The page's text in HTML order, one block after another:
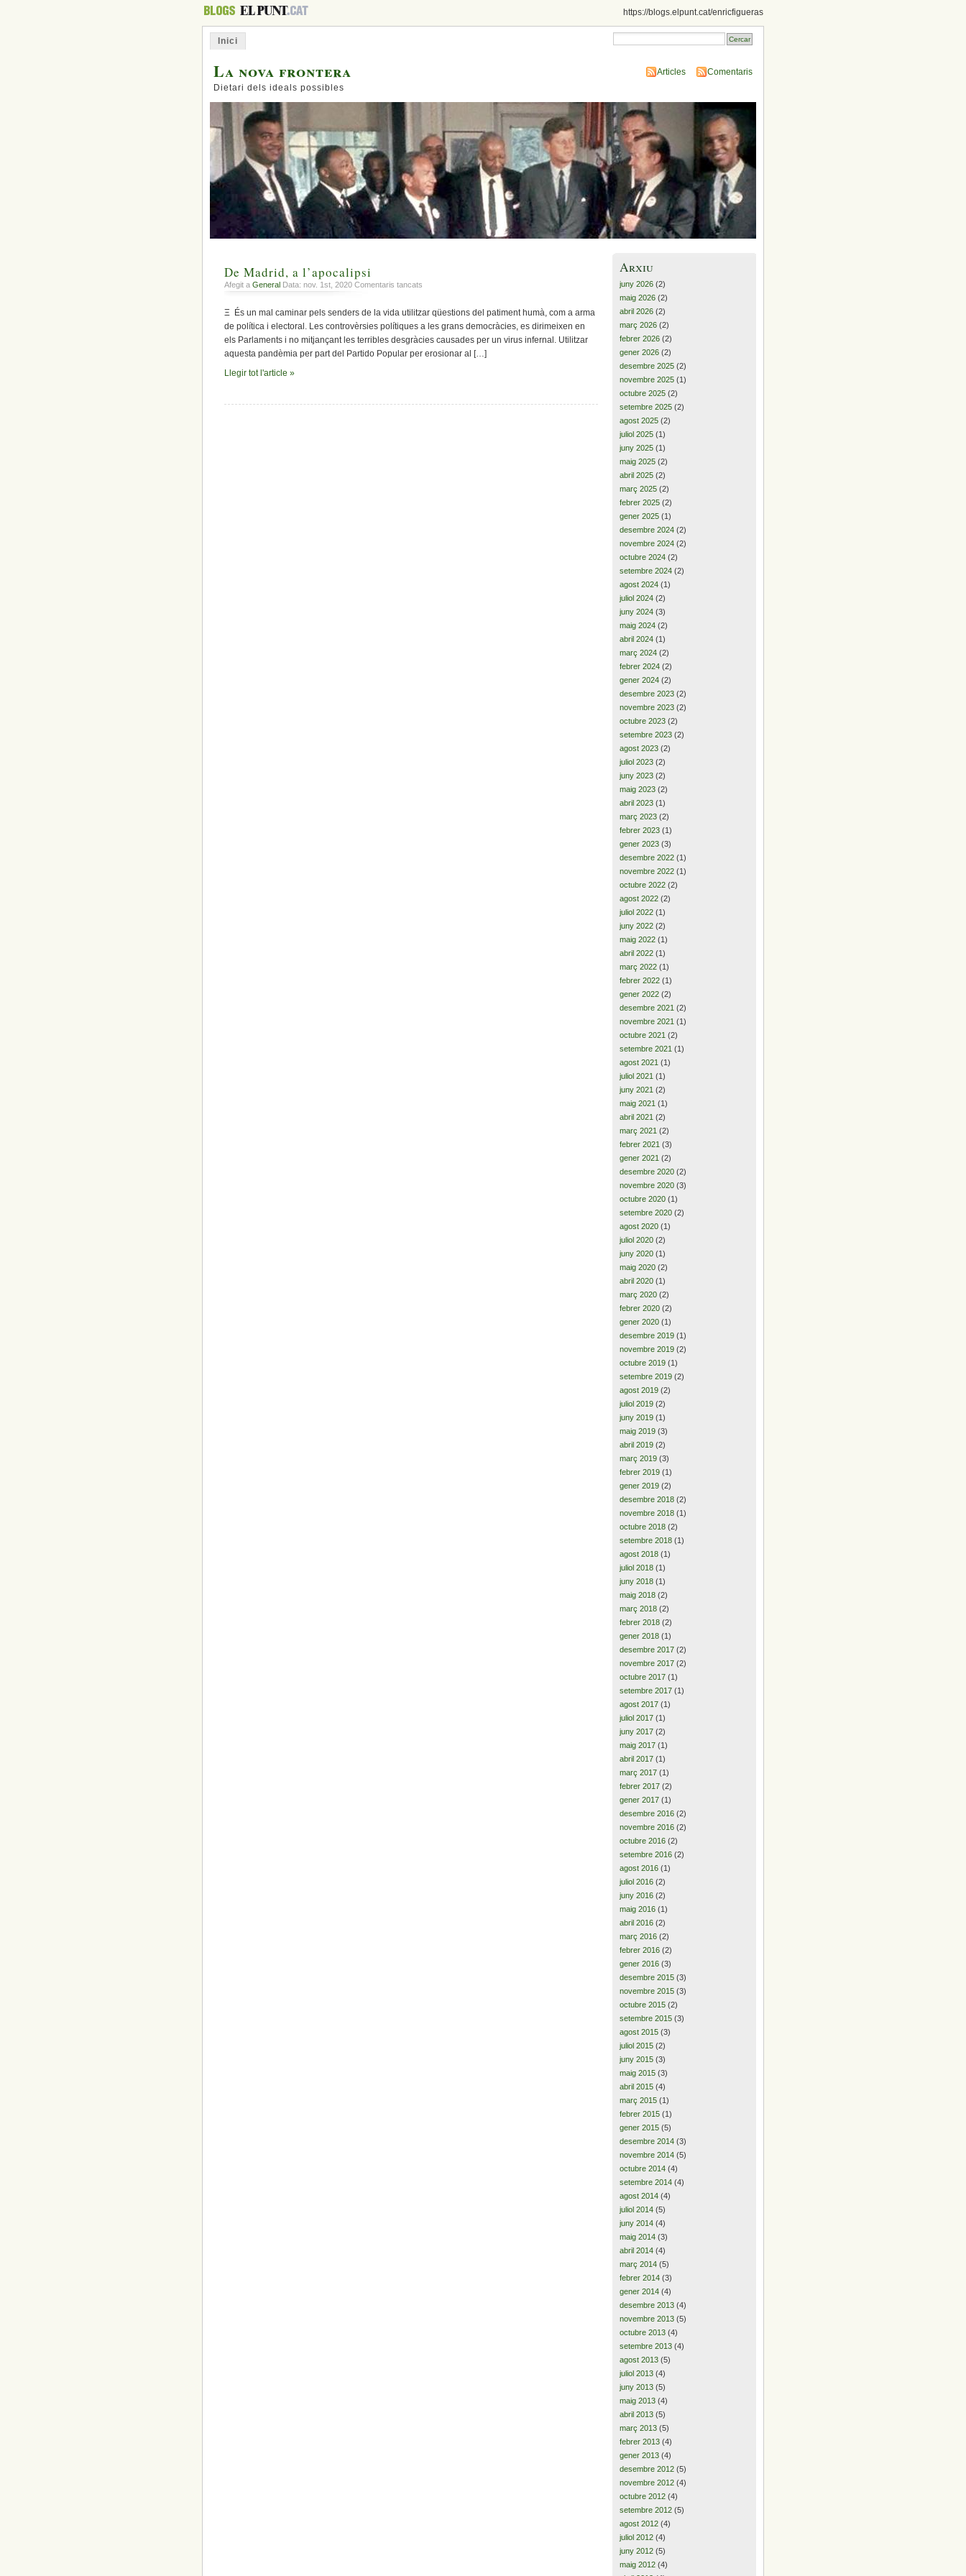
https://blogs.elpunt.cat/enricfigueras
Inici
La nova frontera
Dietari dels ideals possibles
Articles Comentaris
De Madrid, a l’apocalipsi
Afegit a General Data: nov. 1st, 2020 Comentaris tancats
Madrid,
l’apocalipsi
Ξ És un mal caminar pels senders de la vida utilitzar qüestions del patiment humà, com a arma
de política i electoral. Les controvèrsies polítiques a les grans democràcies, es dirimeixen en
els Parlaments i no mitjançant les terribles desgràcies causades per un virus infernal. Utilitzar
aquesta pandèmia per part del Partido Popular per erosionar al […]
Llegir tot l'article »
Arxiu
juny 2026 (2)
maig 2026 (2)
abril 2026 (2)
març 2026 (2)
febrer 2026 (2)
gener 2026 (2)
desembre 2025 (2)
novembre 2025 (1)
octubre 2025 (2)
setembre 2025 (2)
agost 2025 (2)
juliol 2025 (1)
juny 2025 (1)
maig 2025 (2)
abril 2025 (2)
març 2025 (2)
febrer 2025 (2)
gener 2025 (1)
desembre 2024 (2)
novembre 2024 (2)
octubre 2024 (2)
setembre 2024 (2)
agost 2024 (1)
juliol 2024 (2)
juny 2024 (3)
maig 2024 (2)
abril 2024 (1)
març 2024 (2)
febrer 2024 (2)
gener 2024 (2)
desembre 2023 (2)
novembre 2023 (2)
octubre 2023 (2)
setembre 2023 (2)
agost 2023 (2)
juliol 2023 (2)
juny 2023 (2)
maig 2023 (2)
abril 2023 (1)
març 2023 (2)
febrer 2023 (1)
gener 2023 (3)
desembre 2022 (1)
novembre 2022 (1)
octubre 2022 (2)
agost 2022 (2)
juliol 2022 (1)
juny 2022 (2)
maig 2022 (1)
abril 2022 (1)
març 2022 (1)
febrer 2022 (1)
gener 2022 (2)
desembre 2021 (2)
novembre 2021 (1)
octubre 2021 (2)
setembre 2021 (1)
agost 2021 (1)
juliol 2021 (1)
juny 2021 (2)
maig 2021 (1)
abril 2021 (2)
març 2021 (2)
febrer 2021 (3)
gener 2021 (2)
desembre 2020 (2)
novembre 2020 (3)
octubre 2020 (1)
setembre 2020 (2)
agost 2020 (1)
juliol 2020 (2)
juny 2020 (1)
maig 2020 (2)
abril 2020 (1)
març 2020 (2)
febrer 2020 (2)
gener 2020 (1)
desembre 2019 (1)
novembre 2019 (2)
octubre 2019 (1)
setembre 2019 (2)
agost 2019 (2)
juliol 2019 (2)
juny 2019 (1)
maig 2019 (3)
abril 2019 (2)
març 2019 (3)
febrer 2019 (1)
gener 2019 (2)
desembre 2018 (2)
novembre 2018 (1)
octubre 2018 (2)
setembre 2018 (1)
agost 2018 (1)
juliol 2018 (1)
juny 2018 (1)
maig 2018 (2)
març 2018 (2)
febrer 2018 (2)
gener 2018 (1)
desembre 2017 (2)
novembre 2017 (2)
octubre 2017 (1)
setembre 2017 (1)
agost 2017 (1)
juliol 2017 (1)
juny 2017 (2)
maig 2017 (1)
abril 2017 (1)
març 2017 (1)
febrer 2017 (2)
gener 2017 (1)
desembre 2016 (2)
novembre 2016 (2)
octubre 2016 (2)
setembre 2016 (2)
agost 2016 (1)
juliol 2016 (2)
juny 2016 (2)
maig 2016 (1)
abril 2016 (2)
març 2016 (2)
febrer 2016 (2)
gener 2016 (3)
desembre 2015 (3)
novembre 2015 (3)
octubre 2015 (2)
setembre 2015 (3)
agost 2015 (3)
juliol 2015 (2)
juny 2015 (3)
maig 2015 (3)
abril 2015 (4)
març 2015 (1)
febrer 2015 (1)
gener 2015 (5)
desembre 2014 (3)
novembre 2014 (5)
octubre 2014 (4)
setembre 2014 (4)
agost 2014 (4)
juliol 2014 (5)
juny 2014 (4)
maig 2014 (3)
abril 2014 (4)
març 2014 (5)
febrer 2014 (3)
gener 2014 (4)
desembre 2013 (4)
novembre 2013 (5)
octubre 2013 (4)
setembre 2013 (4)
agost 2013 (5)
juliol 2013 (4)
juny 2013 (5)
maig 2013 (4)
abril 2013 (5)
març 2013 (5)
febrer 2013 (4)
gener 2013 (4)
desembre 2012 (5)
novembre 2012 (4)
octubre 2012 (4)
setembre 2012 (5)
agost 2012 (4)
juliol 2012 (4)
juny 2012 (5)
maig 2012 (4)